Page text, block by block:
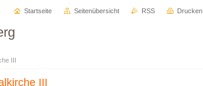
III
III
Startseite Seitenübersicht RSS Drucken